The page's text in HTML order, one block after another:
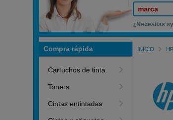
marca
¿Necesitas
Compra rápida
Cartuchos de tinta
Toners
Cintas entintadas
INICIO HP